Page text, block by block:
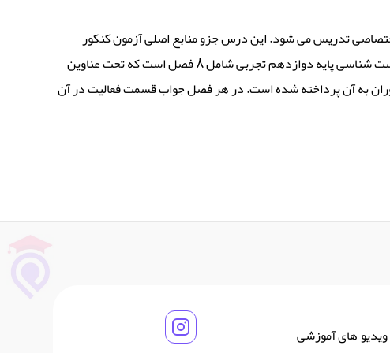
تدریس می شود. این درس جزو منابع اصلی آزمون کنکور
تجربی است که تسلط کامل بر آن به دانش آموزان در عملکرد بهتر در آزمون سراسری کمک خواهد کرد. قسمت گام به گام درس زیست شناسی پایه دوازدهم تجربی شامل 8 فصل است که تحت عناوین
جانوران به آن پرداخته شده است. در هر فصل جواب قسمت فعالیت در آن
های آموزشی